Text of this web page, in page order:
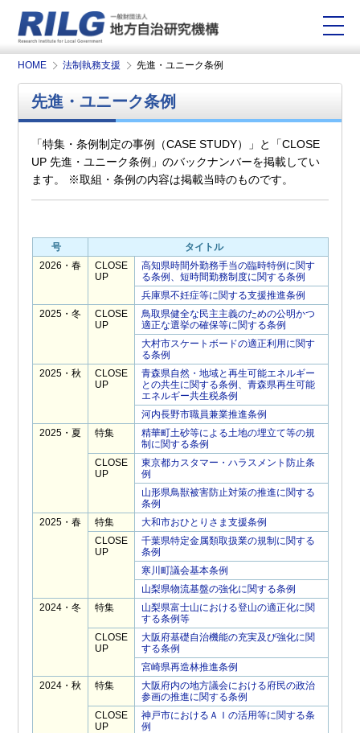
HOME 法制執務支援 先進・ユニーク条例
先進・ユニーク条例
「特集・条例制定の事例（CASE STUDY）」と「CLOSE
UP 先進・ユニーク条例」のバックナンバーを掲載してい
ます。 ※取組・条例の内容は掲載当時のものです。
号
タイトル
2026・春
CLOSE
UP
高知県時間外勤務手当の臨時特例に関す
る条例、短時間勤務制度に関する条例
兵庫県不妊症等に関する支援推進条例
2025・冬
CLOSE
UP
鳥取県健全な民主主義のための公明かつ
適正な選挙の確保等に関する条例
大村市スケートボードの適正利用に関す
る条例
2025・秋
CLOSE
UP
青森県自然・地域と再生可能エネルギー
との共生に関する条例、青森県再生可能
エネルギー共生税条例
河内長野市職員兼業推進条例
2025・夏
特集
精華町土砂等による土地の埋立て等の規
制に関する条例
CLOSE
UP
東京都カスタマー・ハラスメント防止条
例
山形県鳥獣被害防止対策の推進に関する
条例
2025・春
特集
大和市おひとりさま支援条例
CLOSE
UP
千葉県特定金属類取扱業の規制に関する
条例
寒川町議会基本条例
山梨県物流基盤の強化に関する条例
2024・冬
特集
山梨県富士山における登山の適正化に関
する条例等
CLOSE
UP
大阪府基礎自治機能の充実及び強化に関
する条例
宮崎県再造林推進条例
2024・秋
特集
大阪府内の地方議会における府民の政治
参画の推進に関する条例
CLOSE
UP
神戸市におけるＡＩの活用等に関する条
例